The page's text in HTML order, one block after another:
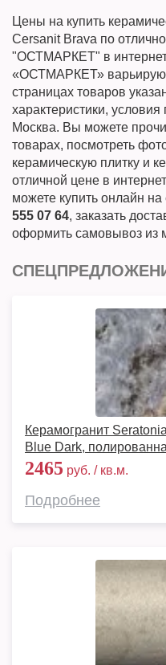
Цены на купить
Cersanit Brava по
"ОСТМАРКЕТ" в
«ОСТМАРКЕТ»
страницах товаров
характеристики, условия
Москва. Вы можете
товарах, посмотреть
керамическую плитку и
отличной цене в
можете купить онлайн
555 07 64, заказать
оформить самовывоз из
Керамогранит
Blue Dark,
2465 руб. / кв.м.
Подробнее